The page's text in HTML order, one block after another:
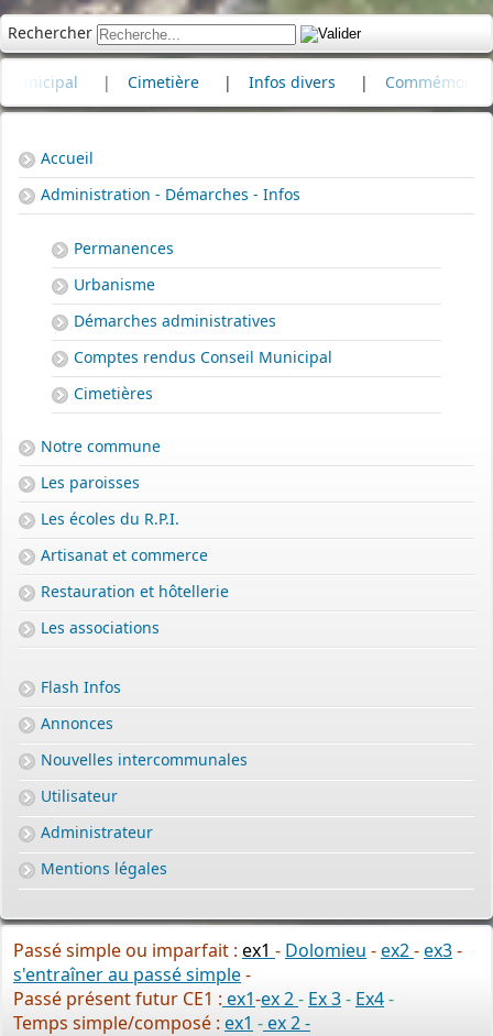
Rechercher
| Cimetière | Infos divers | Commémoration
Accueil
Administration - Démarches - Infos
Permanences
Urbanisme
Démarches administratives
Comptes rendus Conseil Municipal
Cimetières
Notre commune
Les paroisses
Les écoles du R.P.I.
Artisanat et commerce
Restauration et hôtellerie
Les associations
Flash Infos
Annonces
Nouvelles intercommunales
Utilisateur
Administrateur
Mentions légales
Passé simple ou imparfait : ex1 - Dolomieu -ex2-ex3-
s'entraîner au passé simple-
Passé présent futur CE1 : ex1-ex 2- Ex 3- Ex4-
Temps simple/composé : ex1 -ex 2 -